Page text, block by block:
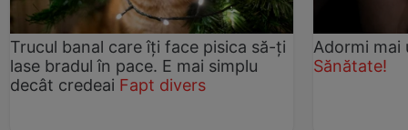
Trucul banal care îți face pisica să-ți
lase bradul în pace. E mai simplu
decât credeai Fapt divers
Adormi mai
Sănătate!